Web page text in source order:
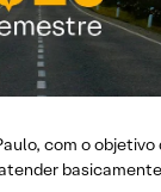
com o